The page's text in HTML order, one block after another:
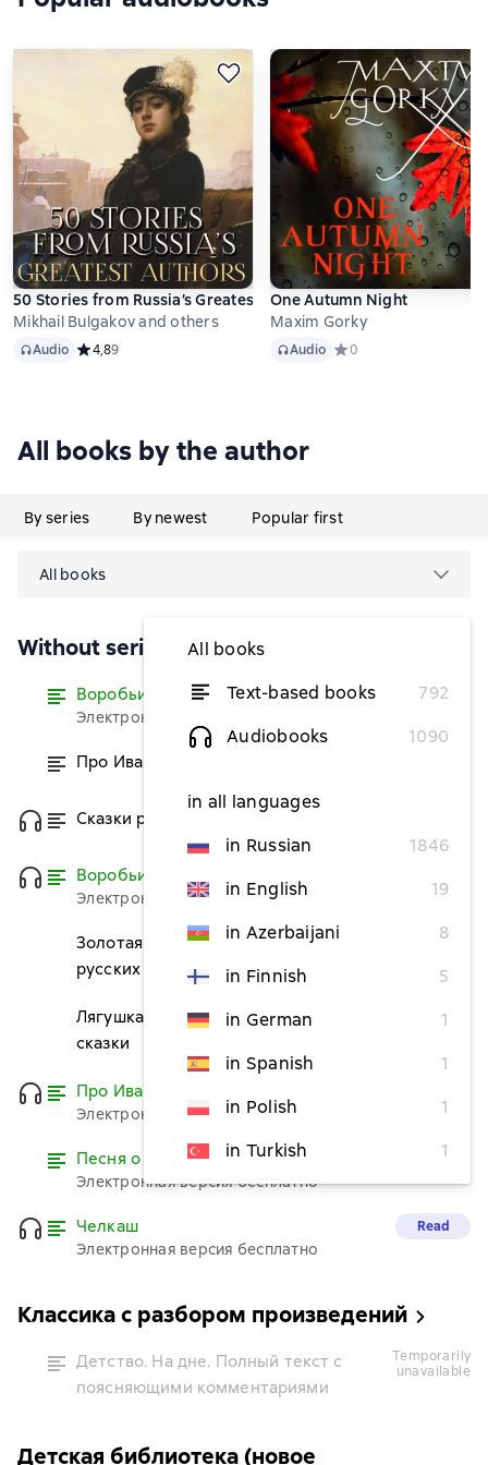
50 Stories from Russia’s Greatest Authors
Mikhail Bulgakov and others
AudioAudio Средний рейтинг 4,8 на основе 9 оценок
4,89
One Autumn Night
Maxim Gorky
AudioAudio Средний рейтинг 0 на
0
All books by the author
By series By newest Popular first
All books
All books
Text-based books
792
Audiobooks
1090
in all languages
in Russian
1846
in English
19
in Azerbaijani
8
in Finnish
5
in German
1
in Spanish
1
in Polish
1
in Turkish
1
Without series
Воробьишко
Электронная версия бесплатно
Read
Про Иванушку-дурачка
Сказки русских писателей
Воробьишко
Электронная версия бесплатно
Золотая осень. Рассказы и стихи
русских классиков
from $3.27
Лягушка-путешественница и другие
сказки
from $3.03
Про Иванушку-дурачка
Электронная версия бесплатно
Песня о буревестнике
Электронная версия бесплатно
Read
Челкаш
Электронная версия бесплатно
Read
Классика с разбором произведений
Детство. На дне. Полный текст с
поясняющими комментариями
temporarily
unavailable
Детская библиотека (новое